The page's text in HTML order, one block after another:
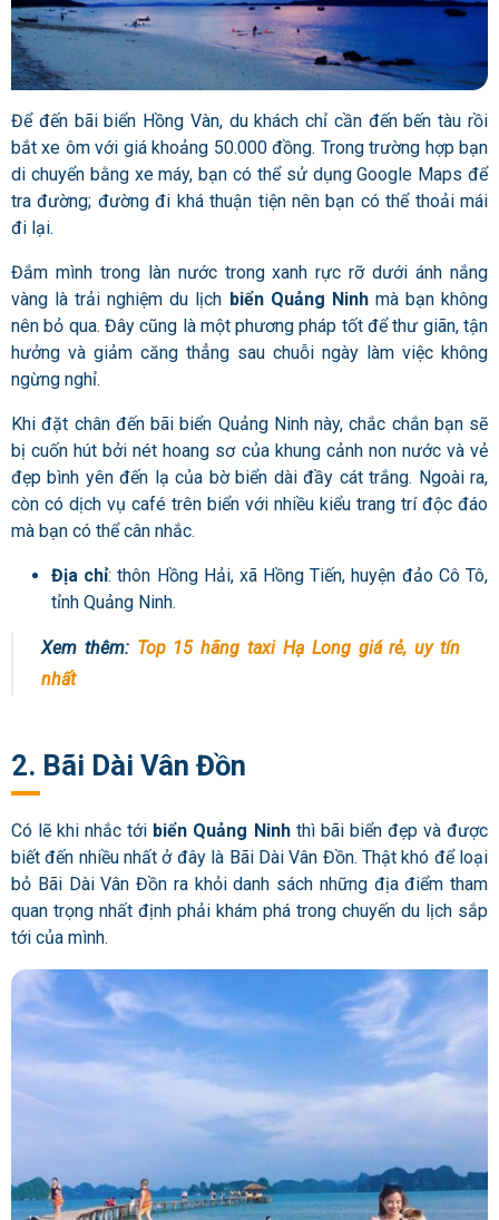
Để đến bãi biển Hồng Vàn, du khách chỉ cần đến bến tàu rồi
bắt xe ôm với giá khoảng 50.000 đồng. Trong trường hợp bạn
di chuyển bằng xe máy, bạn có thể sử dụng Google Maps để
tra đường; đường đi khá thuận tiện nên bạn có thể thoải mái
đi lại.
Đắm mình trong làn nước trong xanh rực rỡ dưới ánh nắng
vàng là trải nghiệm du lịch biển Quảng Ninhmà bạn không
nên bỏ qua. Đây cũng là một phương pháp tốt để thư giãn, tận
hưởng và giảm căng thẳng sau chuỗi ngày làm việc không
ngừng nghỉ.
Khi đặt chân đến bãi biển Quảng Ninh này, chắc chắn bạn sẽ
bị cuốn hút bởi nét hoang sơ của khung cảnh non nước và vẻ
đẹp bình yên đến lạ của bờ biển dài đầy cát trắng. Ngoài ra,
còn có dịch vụ café trên biển với nhiều kiểu trang trí độc đáo
mà bạn có thể cân nhắc.
Địa chỉ: thôn Hồng Hải, xã Hồng Tiến, huyện đảo Cô Tô,
tỉnh Quảng Ninh.
Xem thêm: Top 15 hãng taxi Hạ Long giá rẻ, uy tín
nhất
2. Bãi Dài Vân Đồn
Có lẽ khi nhắc tới biển Quảng Ninhthì bãi biển đẹp và được
biết đến nhiều nhất ở đây là Bãi Dài Vân Đồn. Thật khó để loại
bỏ Bãi Dài Vân Đồn ra khỏi danh sách những địa điểm tham
quan trọng nhất định phải khám phá trong chuyến du lịch sắp
tới của mình.